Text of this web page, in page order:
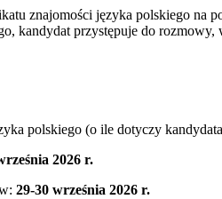
znajomości języka polskiego na
kandydat przystępuje do
polskiego (o ile dotyczy
2026 r.
29-30 września 2026 r.